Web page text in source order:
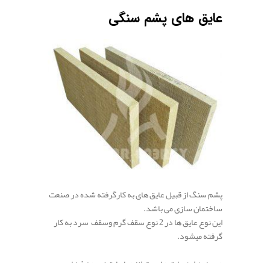
عایق های پشم سنگی
پشم سنگ از قبیل عایق های به کارگرفته شده در صنعت
ساختمان سازی می باشد.
این نوع عایق ها در 2 نوع سقف گرم وسقف سرد به کار
گرفته میشود.